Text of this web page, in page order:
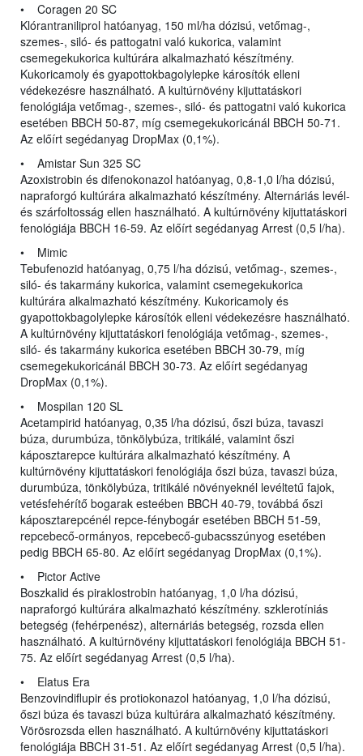
• Coragen 20 SC
Klórantraniliprol hatóanyag, 150 ml/ha dózisú, vetőmag-,
szemes-, siló- és pattogatni való kukorica, valamint
csemegekukorica kultúrára alkalmazható készítmény.
Kukoricamoly és gyapottokbagolylepke károsítók elleni
védekezésre használható. A kultúrnövény kijuttatáskori
fenológiája vetőmag-, szemes-, siló- és pattogatni való kukorica
esetében BBCH 50-87, míg csemegekukoricánál BBCH 50-71.
Az előírt segédanyag DropMax (0,1%).
• Amistar Sun 325 SC
Azoxistrobin és difenokonazol hatóanyag, 0,8-1,0 l/ha dózisú,
napraforgó kultúrára alkalmazható készítmény. Alternáriás levél-
és szárfoltosság ellen használható. A kultúrnövény kijuttatáskori
fenológiája BBCH 16-59. Az előírt segédanyag Arrest (0,5 l/ha).
• Mimic
Tebufenozid hatóanyag, 0,75 l/ha dózisú, vetőmag-, szemes-,
siló- és takarmány kukorica, valamint csemegekukorica
kultúrára alkalmazható készítmény. Kukoricamoly és
gyapottokbagolylepke károsítók elleni védekezésre használható.
A kultúrnövény kijuttatáskori fenológiája vetőmag-, szemes-,
siló- és takarmány kukorica esetében BBCH 30-79, míg
csemegekukoricánál BBCH 30-73. Az előírt segédanyag
DropMax (0,1%).
• Mospilan 120 SL
Acetampirid hatóanyag, 0,35 l/ha dózisú, őszi búza, tavaszi
búza, durumbúza, tönkölybúza, tritikálé, valamint őszi
káposztarepce kultúrára alkalmazható készítmény. A
kultúrnövény kijuttatáskori fenológiája őszi búza, tavaszi búza,
durumbúza, tönkölybúza, tritikálé növényeknél levéltetű fajok,
vetésfehérítő bogarak esteében BBCH 40-79, továbbá őszi
káposztarepcénél repce-fénybogár esetében BBCH 51-59,
repcebecő-ormányos, repcebecő-gubacsszúnyog esetében
pedig BBCH 65-80. Az előírt segédanyag DropMax (0,1%).
• Pictor Active
Boszkalid és piraklostrobin hatóanyag, 1,0 l/ha dózisú,
napraforgó kultúrára alkalmazható készítmény. szklerotíniás
betegség (fehérpenész), alternáriás betegség, rozsda ellen
használható. A kultúrnövény kijuttatáskori fenológiája BBCH 51-
75. Az előírt segédanyag Arrest (0,5 l/ha).
• Elatus Era
Benzovindiflupir és protiokonazol hatóanyag, 1,0 l/ha dózisú,
őszi búza és tavaszi búza kultúrára alkalmazható készítmény.
Vörösrozsda ellen használható. A kultúrnövény kijuttatáskori
fenológiája BBCH 31-51. Az előírt segédanyag Arrest (0,5 l/ha).